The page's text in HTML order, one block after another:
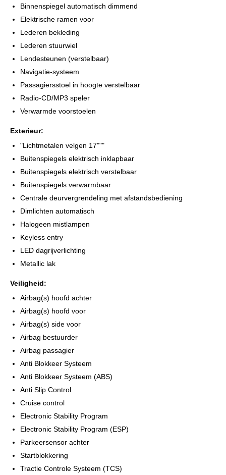
Binnenspiegel automatisch dimmend
Elektrische ramen voor
Lederen bekleding
Lederen stuurwiel
Lendesteunen (verstelbaar)
Navigatie-systeem
Passagiersstoel in hoogte verstelbaar
Radio-CD/MP3 speler
Verwarmde voorstoelen
Exterieur:
"Lichtmetalen velgen 17"""
Buitenspiegels elektrisch inklapbaar
Buitenspiegels elektrisch verstelbaar
Buitenspiegels verwarmbaar
Centrale deurvergrendeling met afstandsbediening
Dimlichten automatisch
Halogeen mistlampen
Keyless entry
LED dagrijverlichting
Metallic lak
Veiligheid:
Airbag(s) hoofd achter
Airbag(s) hoofd voor
Airbag(s) side voor
Airbag bestuurder
Airbag passagier
Anti Blokkeer Systeem
Anti Blokkeer Systeem (ABS)
Anti Slip Control
Cruise control
Electronic Stability Program
Electronic Stability Program (ESP)
Parkeersensor achter
Startblokkering
Tractie Controle Systeem (TCS)